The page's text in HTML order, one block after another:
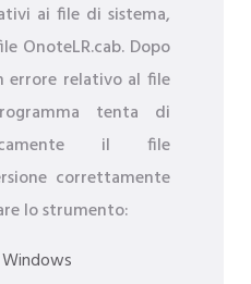
ai file di sistema,
OnoteLR.cab. Dopo
errore relativo al file
tenta di
il file
correttamente
lo strumento: